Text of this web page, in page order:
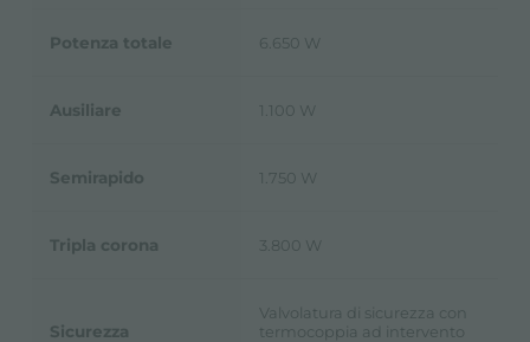
Potenza totale 6.650 W
Ausiliare 1.100 W
Semirapido 1.750 W
Tripla corona 3.800 W
Sicurezza
Valvolatura di sicurezza con
termocoppia ad intervento